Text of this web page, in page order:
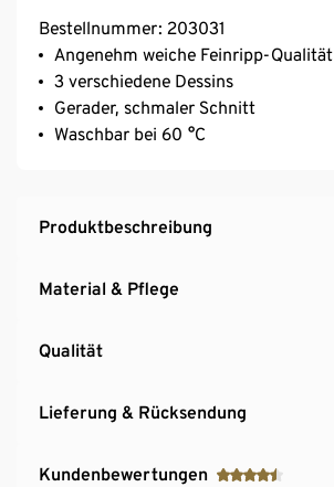
Bestellnummer: 203031
Angenehm weiche Feinripp-Qualität
3 verschiedene Dessins
Gerader, schmaler Schnitt
Waschbar bei 60 °C
Produktbeschreibung
Material & Pflege
Qualität
Lieferung & Rücksendung
Kundenbewertungen